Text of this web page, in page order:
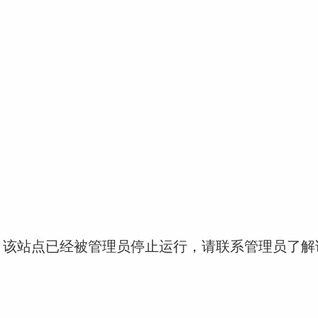
站点已经被管理员停止运行，请联系管理员了